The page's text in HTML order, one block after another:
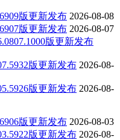
版更新发布 2026-08-08
版更新发布 2026-08-07
版更新发布
版更新发布 2026-08-
版更新发布 2026-08-
版更新发布 2026-08-03
版更新发布 2026-08-